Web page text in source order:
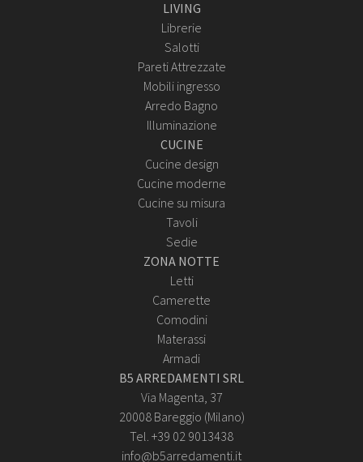
LIVING
Librerie
Salotti
Pareti Attrezzate
Mobili ingresso
Arredo Bagno
Illuminazione
CUCINE
Cucine design
Cucine moderne
Cucine su misura
Tavoli
Sedie
ZONA NOTTE
Letti
Camerette
Comodini
Materassi
Armadi
B5 ARREDAMENTI SRL
Via Magenta, 37
20008 Bareggio (Milano)
Tel. +39 02 9013438
info@b5arredamenti.it